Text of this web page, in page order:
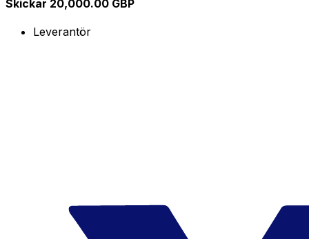
Skickar 20,000.00 GBP
Leverantör